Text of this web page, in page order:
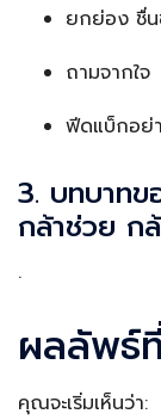
ยกย่อง ชื่
ถามจากใจ
ฟีดแบ็กอย่
3. บทบาทข
กล้าช่วย ก
.
ผลลัพธ์
คุณจะเริ่มเห็นว่า: